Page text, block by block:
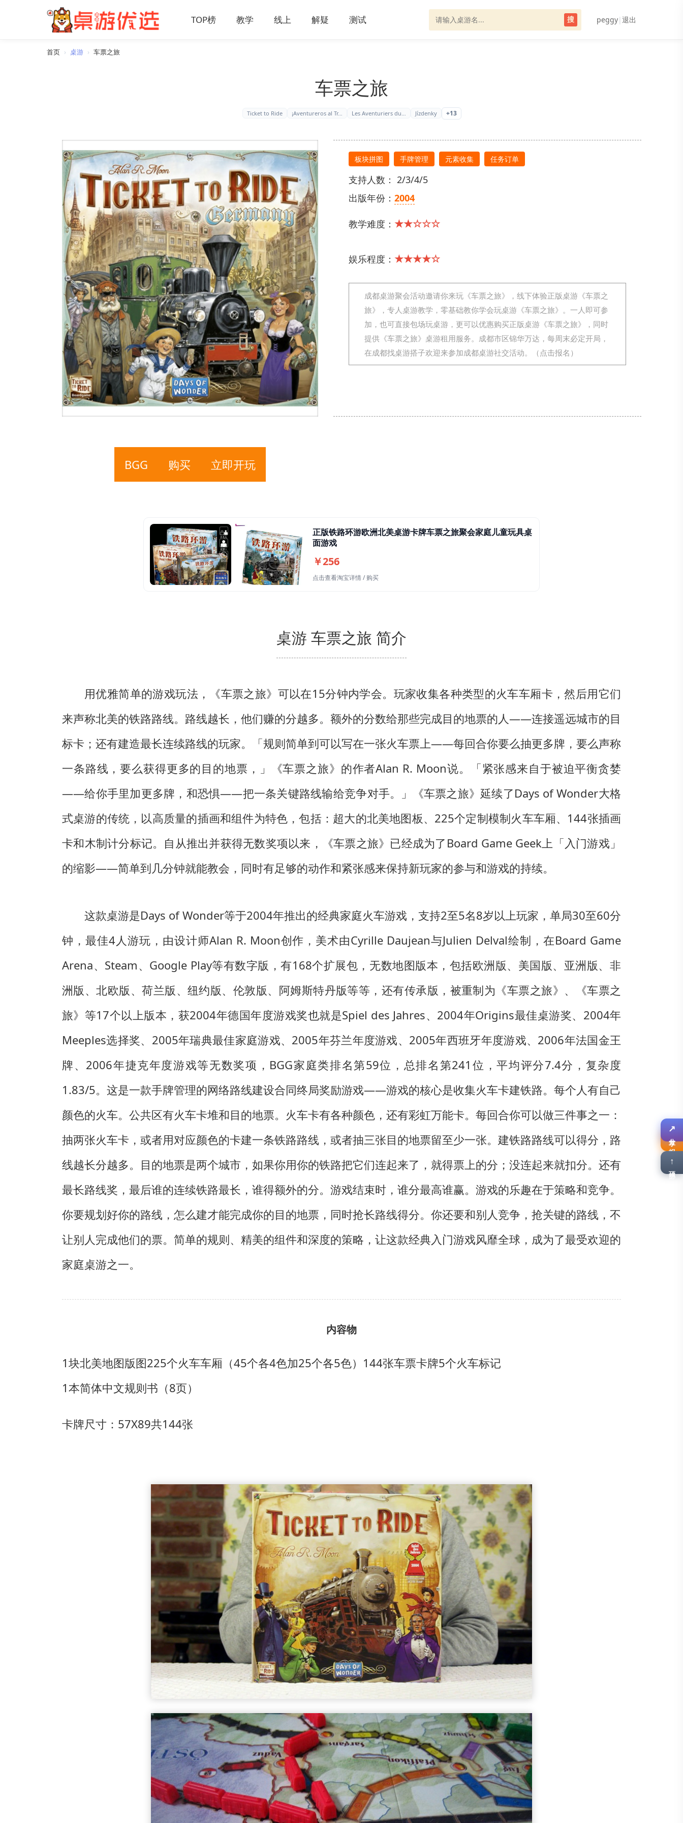
TOP榜 教学 线上 解疑 测试 搜 peggy| 退出
首页 › 桌游 › 车票之旅
车票之旅
Ticket to Ride ¡Aventureros al Tr… Les Aventuriers du… Jízdenky +13
板块拼图 手牌管理 元素收集 任务订单
支持人数： 2/3/4/5
出版年份： 2004
教学难度： ★★☆☆☆
娱乐程度： ★★★★☆
成都桌游聚会活动邀请你来玩《车票之旅》，线下体验正版桌游《车票之
旅》，专人桌游教学，零基础教你学会玩桌游《车票之旅》。一人即可参
加，也可直接包场玩桌游，更可以优惠购买正版桌游《车票之旅》，同时
提供《车票之旅》桌游租用服务。成都市区锦华万达，每周末必定开局，
在成都找桌游搭子欢迎来参加成都桌游社交活动。（点击报名）
BGG 购买 立即开玩
正版铁路环游欧洲北美桌游卡牌车票之旅聚会家庭儿童玩具桌
面游戏
￥256
点击查看淘宝详情 / 购买
桌游 车票之旅 简介
用优雅简单的游戏玩法，《车票之旅》可以在15分钟内学会。玩家收集各种类型的火车车厢卡，然后用它们
来声称北美的铁路路线。路线越长，他们赚的分越多。额外的分数给那些完成目的地票的人——连接遥远城市的目
标卡；还有建造最长连续路线的玩家。「规则简单到可以写在一张火车票上——每回合你要么抽更多牌，要么声称
一条路线，要么获得更多的目的地票，」《车票之旅》的作者Alan R. Moon说。「紧张感来自于被迫平衡贪婪
——给你手里加更多牌，和恐惧——把一条关键路线输给竞争对手。」《车票之旅》延续了Days of Wonder大格
式桌游的传统，以高质量的插画和组件为特色，包括：超大的北美地图板、225个定制模制火车车厢、144张插画
卡和木制计分标记。自从推出并获得无数奖项以来，《车票之旅》已经成为了Board Game Geek上「入门游戏」
的缩影——简单到几分钟就能教会，同时有足够的动作和紧张感来保持新玩家的参与和游戏的持续。
这款桌游是Days of Wonder等于2004年推出的经典家庭火车游戏，支持2至5名8岁以上玩家，单局30至60分
钟，最佳4人游玩，由设计师Alan R. Moon创作，美术由Cyrille Daujean与Julien Delval绘制，在Board Game
Arena、Steam、Google Play等有数字版，有168个扩展包，无数地图版本，包括欧洲版、美国版、亚洲版、非
洲版、北欧版、荷兰版、纽约版、伦敦版、阿姆斯特丹版等等，还有传承版，被重制为《车票之旅》、《车票之
旅》等17个以上版本，获2004年德国年度游戏奖也就是Spiel des Jahres、2004年Origins最佳桌游奖、2004年
Meeples选择奖、2005年瑞典最佳家庭游戏、2005年芬兰年度游戏、2005年西班牙年度游戏、2006年法国金王
牌、2006年捷克年度游戏等无数奖项，BGG家庭类排名第59位，总排名第241位，平均评分7.4分，复杂度
1.83/5。这是一款手牌管理的网络路线建设合同终局奖励游戏——游戏的核心是收集火车卡建铁路。每个人有自己
颜色的火车。公共区有火车卡堆和目的地票。火车卡有各种颜色，还有彩虹万能卡。每回合你可以做三件事之一：
抽两张火车卡，或者用对应颜色的卡建一条铁路路线，或者抽三张目的地票留至少一张。建铁路路线可以得分，路
线越长分越多。目的地票是两个城市，如果你用你的铁路把它们连起来了，就得票上的分；没连起来就扣分。还有
最长路线奖，最后谁的连续铁路最长，谁得额外的分。游戏结束时，谁分最高谁赢。游戏的乐趣在于策略和竞争。
你要规划好你的路线，怎么建才能完成你的目的地票，同时抢长路线得分。你还要和别人竞争，抢关键的路线，不
让别人完成他们的票。简单的规则、精美的组件和深度的策略，让这款经典入门游戏风靡全球，成为了最受欢迎的
家庭桌游之一。
内容物
1块北美地图版图225个火车车厢（45个各4色加25个各5色） 144张车票卡牌5个火车标记
1本简体中文规则书（8页）
卡牌尺寸：57X89共144张
✎
报名
↑